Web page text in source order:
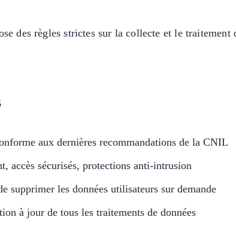
des règles strictes sur la collecte et le
aux dernières recommandations de la CNIL
accès sécurisés, protections anti-intrusion
supprimer les données utilisateurs sur demande
à jour de tous les traitements de données